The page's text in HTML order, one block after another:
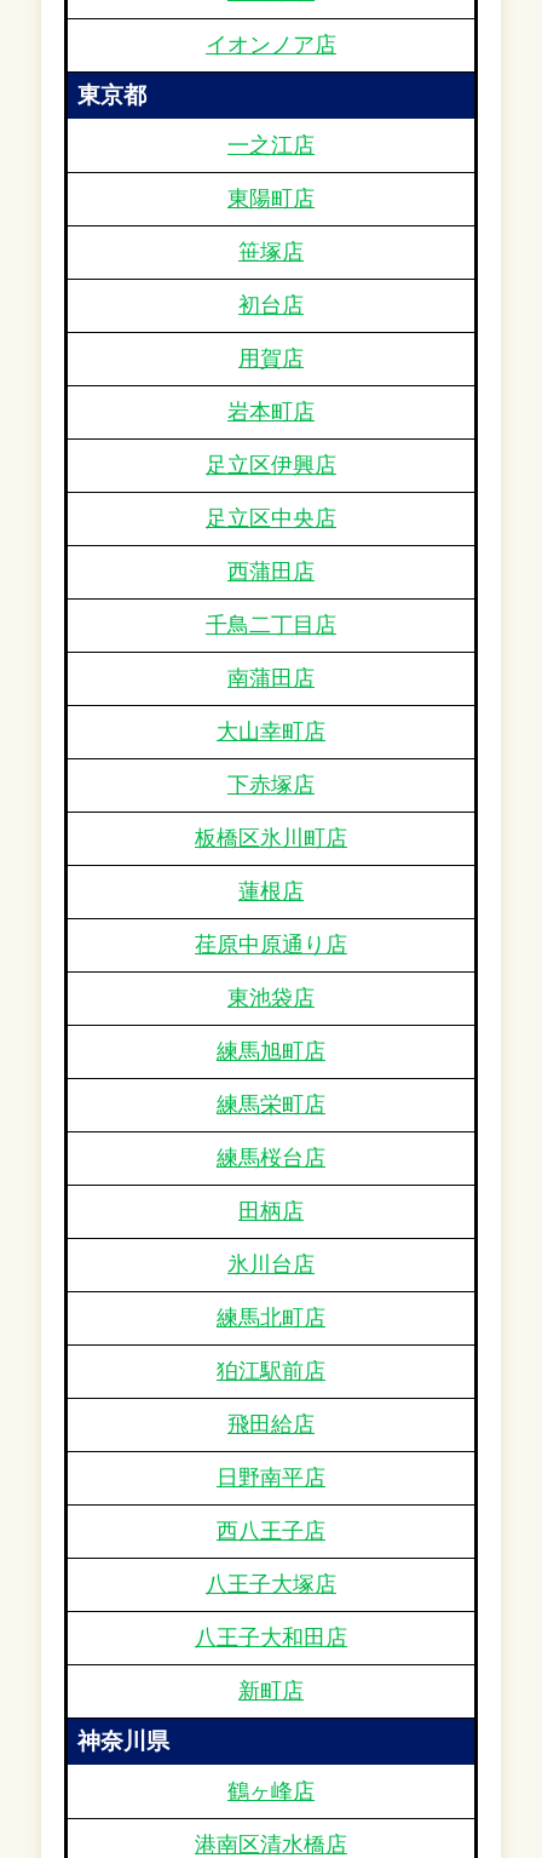
イオンノア店
東京都
一之江店
東陽町店
笹塚店
初台店
用賀店
岩本町店
足立区伊興店
足立区中央店
西蒲田店
千鳥二丁目店
南蒲田店
大山幸町店
下赤塚店
板橋区氷川町店
蓮根店
荏原中原通り店
東池袋店
練馬旭町店
練馬栄町店
練馬桜台店
田柄店
氷川台店
練馬北町店
狛江駅前店
飛田給店
日野南平店
西八王子店
八王子大塚店
八王子大和田店
新町店
神奈川県
鶴ヶ峰店
港南区清水橋店